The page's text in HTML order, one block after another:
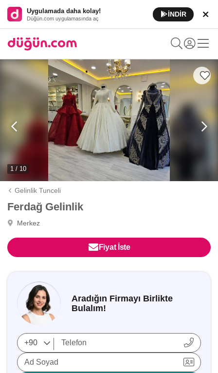
Uygulamada daha kolay!
Düğün.com uygulamasında aç
İNDİR
1 / 10
Gelinlik Tunceli
Ferdağ Gelinlik
Merkez
Fiyat İste
Aradığın Firmayı Birlikte
Bulalım!
Ad Soyad